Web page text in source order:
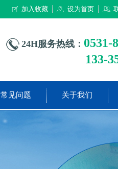
加入收藏 设为首页
24H服务热线： 0531-
133-
常见问题 关于我们